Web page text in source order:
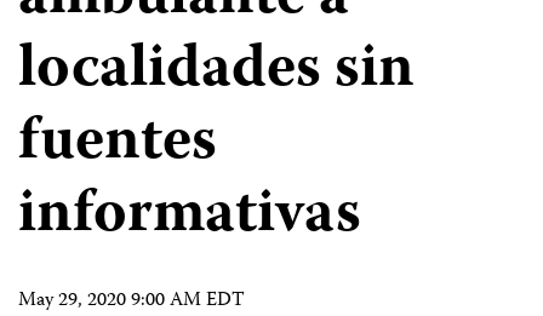
localidades sin
fuentes
informativas
May 29, 2020 9:00 AM EDT